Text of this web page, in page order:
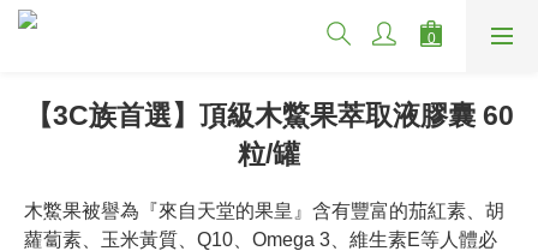
【3C族首選】頂級木鱉果萃取液膠囊 60
粒/罐
木鱉果被譽為『來自天堂的果皇』含有豐富的茄紅素、胡
蘿蔔素、玉米黃質、Q10、Omega 3、維生素E等人體必